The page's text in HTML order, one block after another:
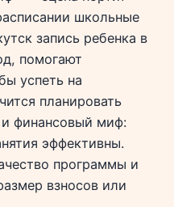
школьные
запись ребенка в
помогают
успеть на
планировать
финансовый миф:
эффективны.
программы и
взносов или